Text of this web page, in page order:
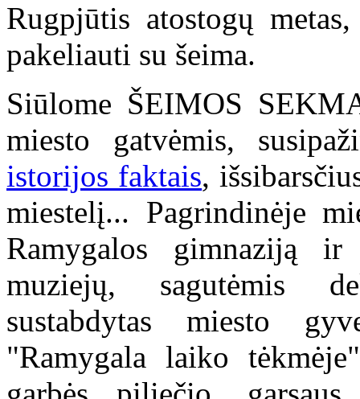
Rugpjūtis atostogų
pakeliauti su šeima.
Siūlome ŠEIMOS
miesto gatvėmis,
istorijos faktais,
miestelį... Pagrindinėje
Ramygalos gimnaziją
muziejų, sagutėmis
sustabdytas miesto
"Ramygala laiko